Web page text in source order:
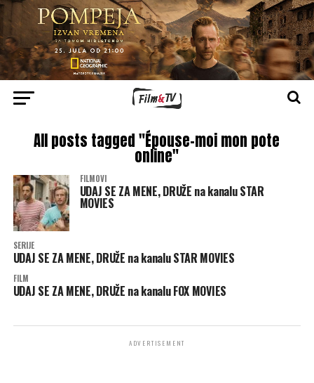
All posts tagged "Épouse-moi mon pote
online"
FILMOVI
UDAJ SE ZA MENE, DRUŽE na kanalu STAR
MOVIES
SERIJE
UDAJ SE ZA MENE, DRUŽE na kanalu STAR MOVIES
FILM
UDAJ SE ZA MENE, DRUŽE na kanalu FOX MOVIES
ADVERTISEMENT